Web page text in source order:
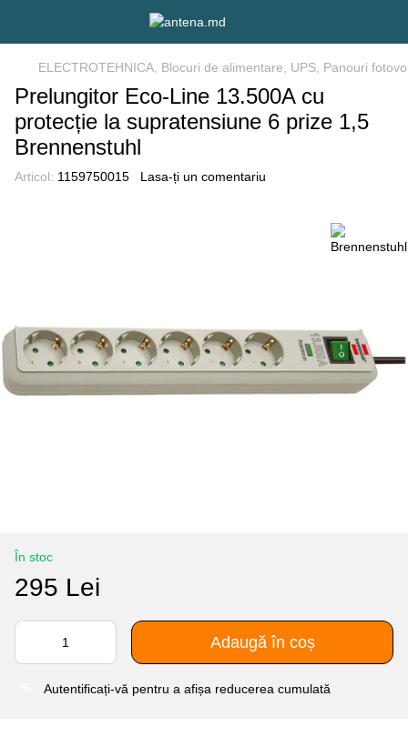
ELECTROTEHNICA, Blocuri de alimentare, UPS, Panouri
Prelungitor Eco-Line 13.500A cu
protecție la supratensiune 6 prize 1,5
Brennenstuhl
Articol: 1159750015 Lasa-ți un comentariu
În stoc
295 Lei
Adaugă în coș
Autentificați-vă pentru a afișa reducerea cumulată